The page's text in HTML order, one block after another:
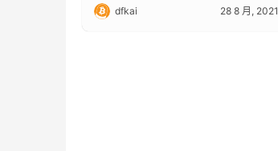
dfkai 28 8 月, 2021